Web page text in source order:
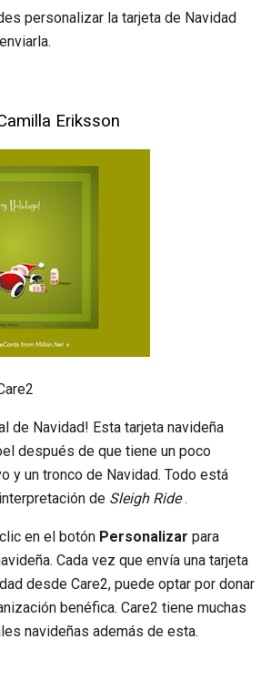
personalizar la tarjeta de Navidad
Eriksson
de Navidad! Esta tarjeta navideña
después de que tiene un poco
y un tronco de Navidad. Todo está
de Sleigh Ride.
en el botón Personalizar para
Cada vez que envía una tarjeta
desde Care2, puede optar por donar
benéfica. Care2 tiene muchas
navideñas además de esta.